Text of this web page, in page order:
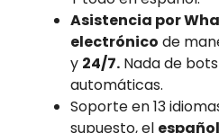
Asistencia por
electrónico de
y 24/7. Nada de
automáticas.
Soporte en 13
supuesto, el español